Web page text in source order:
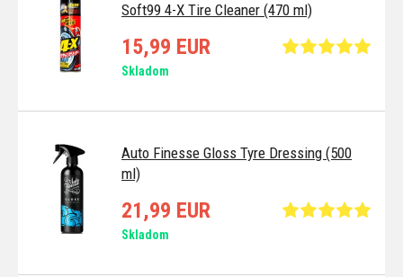
Soft99 4-X Tire Cleaner (470 ml)
15,99 EUR
Skladom
Auto Finesse Gloss Tyre Dressing (500
ml)
21,99 EUR
Skladom